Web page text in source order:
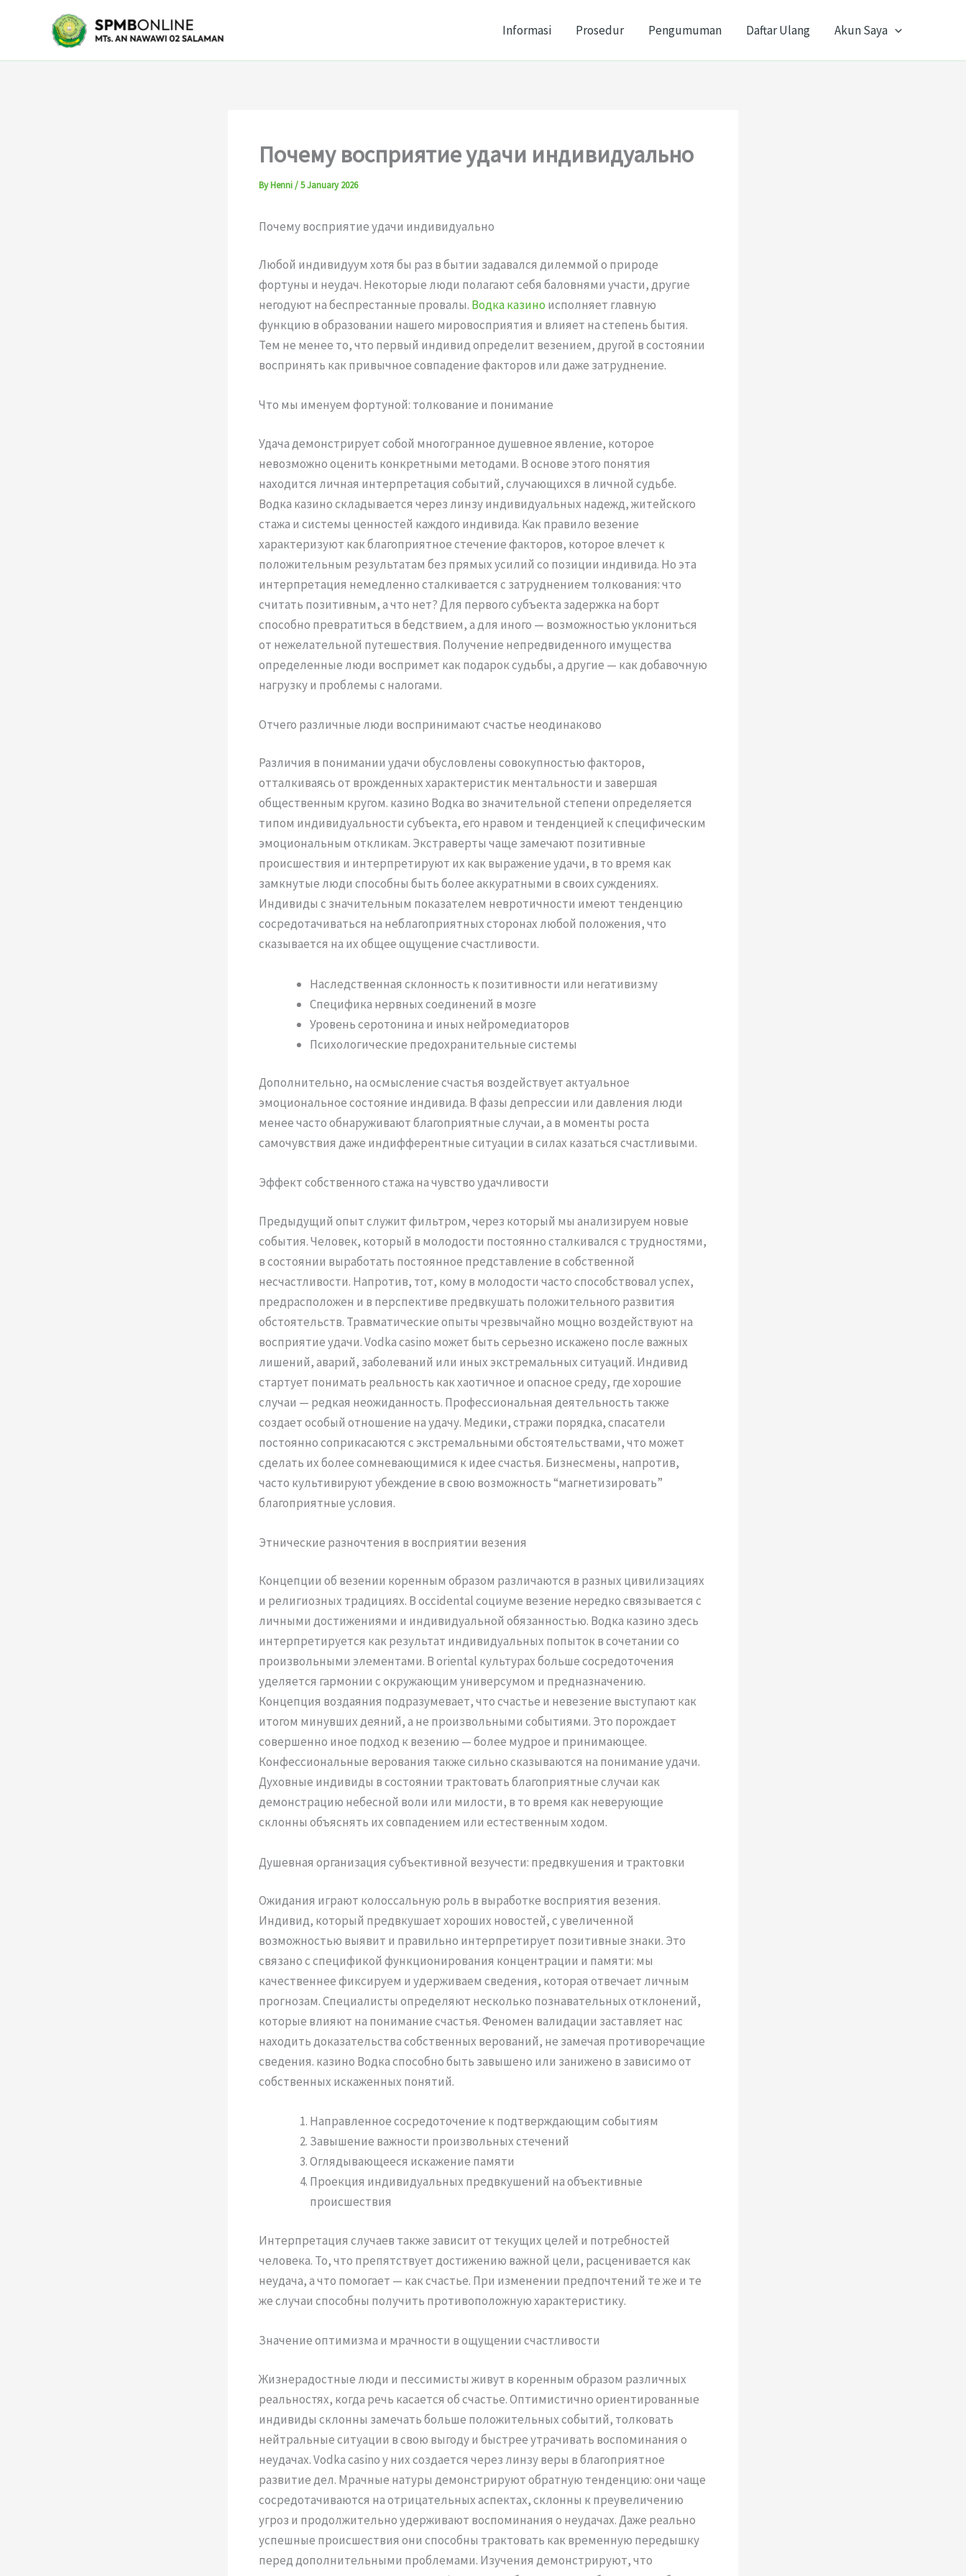
Informasi Prosedur Pengumuman Daftar Ulang Akun Saya
Почему восприятие удачи индивидуально
ByHenni/5 January 2026
Почему восприятие удачи индивидуально
Любой индивидуум хотя бы раз в бытии задавался дилеммой о природе
фортуны и неудач. Некоторые люди полагают себя баловнями участи, другие
негодуют на беспрестанные провалы. Водка казино исполняет главную
функцию в образовании нашего мировосприятия и влияет на степень бытия.
Тем не менее то, что первый индивид определит везением, другой в состоянии
воспринять как привычное совпадение факторов или даже затруднение.
Что мы именуем фортуной: толкование и понимание
Удача демонстрирует собой многогранное душевное явление, которое
невозможно оценить конкретными методами. В основе этого понятия
находится личная интерпретация событий, случающихся в личной судьбе.
Водка казино складывается через линзу индивидуальных надежд, житейского
стажа и системы ценностей каждого индивида. Как правило везение
характеризуют как благоприятное стечение факторов, которое влечет к
положительным результатам без прямых усилий со позиции индивида. Но эта
интерпретация немедленно сталкивается с затруднением толкования: что
считать позитивным, а что нет? Для первого субъекта задержка на борт
способно превратиться в бедствием, а для иного — возможностью уклониться
от нежелательной путешествия. Получение непредвиденного имущества
определенные люди воспримет как подарок судьбы, а другие — как добавочную
нагрузку и проблемы с налогами.
Отчего различные люди воспринимают счастье неодинаково
Различия в понимании удачи обусловлены совокупностью факторов,
отталкиваясь от врожденных характеристик ментальности и завершая
общественным кругом. казино Водка во значительной степени определяется
типом индивидуальности субъекта, его нравом и тенденцией к специфическим
эмоциональным откликам. Экстраверты чаще замечают позитивные
происшествия и интерпретируют их как выражение удачи, в то время как
замкнутые люди способны быть более аккуратными в своих суждениях.
Индивиды с значительным показателем невротичности имеют тенденцию
сосредотачиваться на неблагоприятных сторонах любой положения, что
сказывается на их общее ощущение счастливости.
Наследственная склонность к позитивности или негативизму
Специфика нервных соединений в мозге
Уровень серотонина и иных нейромедиаторов
Психологические предохранительные системы
Дополнительно, на осмысление счастья воздействует актуальное
эмоциональное состояние индивида. В фазы депрессии или давления люди
менее часто обнаруживают благоприятные случаи, а в моменты роста
самочувствия даже индифферентные ситуации в силах казаться счастливыми.
Эффект собственного стажа на чувство удачливости
Предыдущий опыт служит фильтром, через который мы анализируем новые
события. Человек, который в молодости постоянно сталкивался с трудностями,
в состоянии выработать постоянное представление в собственной
несчастливости. Напротив, тот, кому в молодости часто способствовал успех,
предрасположен и в перспективе предвкушать положительного развития
обстоятельств. Травматические опыты чрезвычайно мощно воздействуют на
восприятие удачи. Vodka casino может быть серьезно искажено после важных
лишений, аварий, заболеваний или иных экстремальных ситуаций. Индивид
стартует понимать реальность как хаотичное и опасное среду, где хорошие
случаи — редкая неожиданность. Профессиональная деятельность также
создает особый отношение на удачу. Медики, стражи порядка, спасатели
постоянно соприкасаются с экстремальными обстоятельствами, что может
сделать их более сомневающимися к идее счастья. Бизнесмены, напротив,
часто культивируют убеждение в свою возможность “магнетизировать”
благоприятные условия.
Этнические разночтения в восприятии везения
Концепции об везении коренным образом различаются в разных цивилизациях
и религиозных традициях. В occidental социуме везение нередко связывается с
личными достижениями и индивидуальной обязанностью. Водка казино здесь
интерпретируется как результат индивидуальных попыток в сочетании со
произвольными элементами. В oriental культурах больше сосредоточения
уделяется гармонии с окружающим универсумом и предназначению.
Концепция воздаяния подразумевает, что счастье и невезение выступают как
итогом минувших деяний, а не произвольными событиями. Это порождает
совершенно иное подход к везению — более мудрое и принимающее.
Конфессиональные верования также сильно сказываются на понимание удачи.
Духовные индивиды в состоянии трактовать благоприятные случаи как
демонстрацию небесной воли или милости, в то время как неверующие
склонны объяснять их совпадением или естественным ходом.
Душевная организация субъективной везучести: предвкушения и трактовки
Ожидания играют колоссальную роль в выработке восприятия везения.
Индивид, который предвкушает хороших новостей, с увеличенной
возможностью выявит и правильно интерпретирует позитивные знаки. Это
связано с спецификой функционирования концентрации и памяти: мы
качественнее фиксируем и удерживаем сведения, которая отвечает личным
прогнозам. Специалисты определяют несколько познавательных отклонений,
которые влияют на понимание счастья. Феномен валидации заставляет нас
находить доказательства собственных верований, не замечая противоречащие
сведения. казино Водка способно быть завышено или занижено в зависимо от
собственных искаженных понятий.
Направленное сосредоточение к подтверждающим событиям
Завышение важности произвольных стечений
Оглядывающееся искажение памяти
Проекция индивидуальных предвкушений на объективные
происшествия
Интерпретация случаев также зависит от текущих целей и потребностей
человека. То, что препятствует достижению важной цели, расценивается как
неудача, а что помогает — как счастье. При изменении предпочтений те же и те
же случаи способны получить противоположную характеристику.
Значение оптимизма и мрачности в ощущении счастливости
Жизнерадостные люди и пессимисты живут в коренным образом различных
реальностях, когда речь касается об счастье. Оптимистично ориентированные
индивиды склонны замечать больше положительных событий, толковать
нейтральные ситуации в свою выгоду и быстрее утрачивать воспоминания о
неудачах. Vodka casino у них создается через линзу веры в благоприятное
развитие дел. Мрачные натуры демонстрируют обратную тенденцию: они чаще
сосредотачиваются на отрицательных аспектах, склонны к преувеличению
угроз и продолжительно удерживают воспоминания о неудачах. Даже реально
успешные происшествия они способны трактовать как временную передышку
перед дополнительными проблемами. Изучения демонстрируют, что